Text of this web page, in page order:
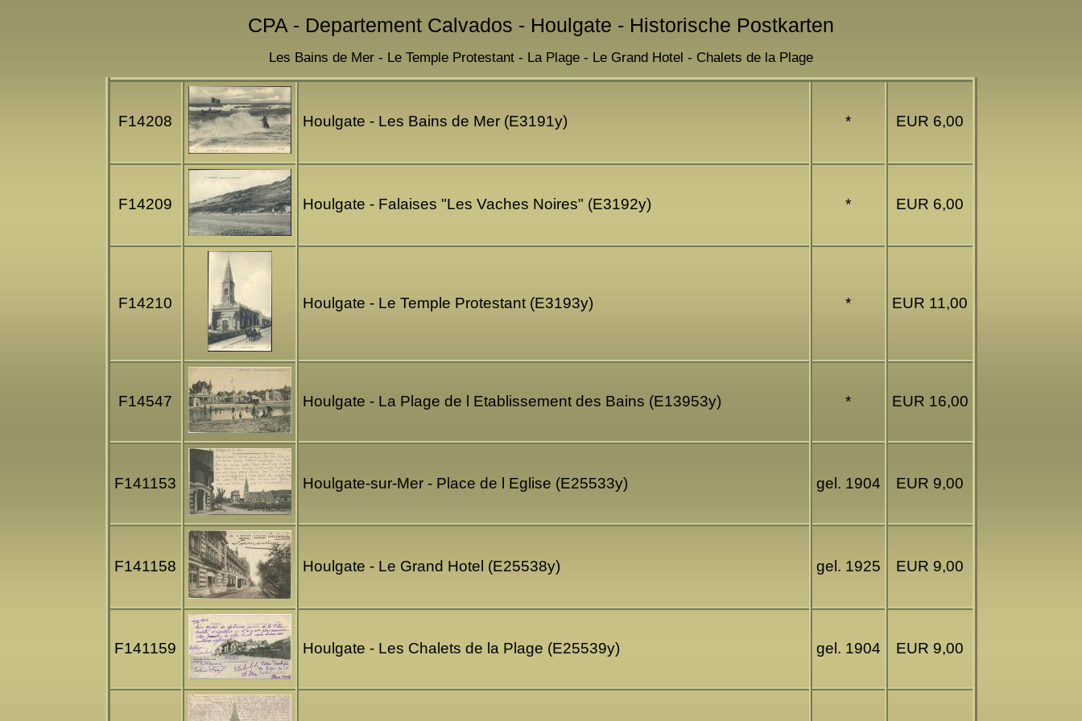
CPA - Departement Calvados - Houlgate - Historische Postkarten
Les Bains de Mer - Le Temple Protestant - La Plage - Le Grand Hotel - Chalets de la Plage
F14208 Houlgate - Les Bains de Mer (E3191y) * EUR 6,00
F14209 Houlgate - Falaises "Les Vaches Noires" (E3192y) * EUR 6,00
F14210 Houlgate - Le Temple Protestant (E3193y) * EUR 11,00
F14547 Houlgate - La Plage de l Etablissement des Bains (E13953y) * EUR 16,00
F141153 Houlgate-sur-Mer - Place de l Eglise (E25533y) gel. 1904 EUR 9,00
F141158 Houlgate - Le Grand Hotel (E25538y) gel. 1925 EUR 9,00
F141159 Houlgate - Les Chalets de la Plage (E25539y) gel. 1904 EUR 9,00